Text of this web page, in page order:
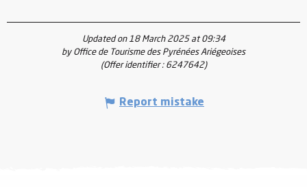
Updated on 18 March 2025 at 09:34
by Office de Tourisme des Pyrénées Ariégeoises
(Offer identifier : 6247642)
Report mistake